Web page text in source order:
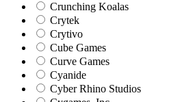
Crunching Koalas
Crytek
Crytivo
Cube Games
Curve Games
Cyanide
Cyber Rhino Studios